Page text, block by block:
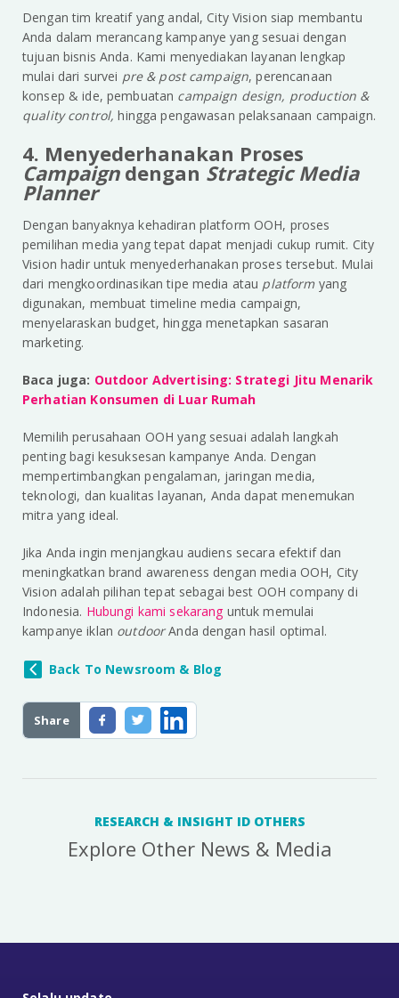
Share
Dengan tim kreatif yang andal, City Vision siap membantu
Anda dalam merancang kampanye yang sesuai dengan
tujuan bisnis Anda. Kami menyediakan layanan lengkap
mulai dari survei pre & post campaign, perencanaan
konsep & ide, pembuatan campaign design, production &
quality control,hingga pengawasan pelaksanaan campaign.
4. Menyederhanakan Proses
Campaign dengan Strategic Media
Planner
Dengan banyaknya kehadiran platform OOH, proses
pemilihan media yang tepat dapat menjadi cukup rumit. City
Vision hadir untuk menyederhanakan proses tersebut. Mulai
dari mengkoordinasikan tipe media atau platform yang
digunakan, membuat timeline media campaign,
menyelaraskan budget, hingga menetapkan sasaran
marketing.
Baca juga: Outdoor Advertising: Strategi Jitu Menarik
Perhatian Konsumen di Luar Rumah
Memilih perusahaan OOH yang sesuai adalah langkah
penting bagi kesuksesan kampanye Anda. Dengan
mempertimbangkan pengalaman, jaringan media,
teknologi, dan kualitas layanan, Anda dapat menemukan
mitra yang ideal.
Jika Anda ingin menjangkau audiens secara efektif dan
meningkatkan brand awareness dengan media OOH, City
Vision adalah pilihan tepat sebagai best OOH company di
Indonesia. Hubungi kami sekarang untuk memulai
kampanye iklan outdoorAnda dengan hasil optimal.
Back To Newsroom & Blog
RESEARCH & INSIGHT ID OTHERS
Explore Other News & Media